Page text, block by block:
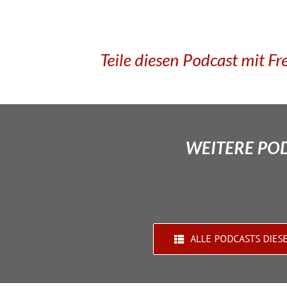
Teile diesen Podcast mit
WEITERE
ALLE PODCASTS